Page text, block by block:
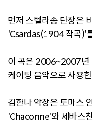
먼저 스텔라송 단장은
'Csardas(1904 작곡)'
이 곡은 2006~2007년
케이팅 음악으로 사용
김한나 악장은 토마스
'Chaconne'와 세바스